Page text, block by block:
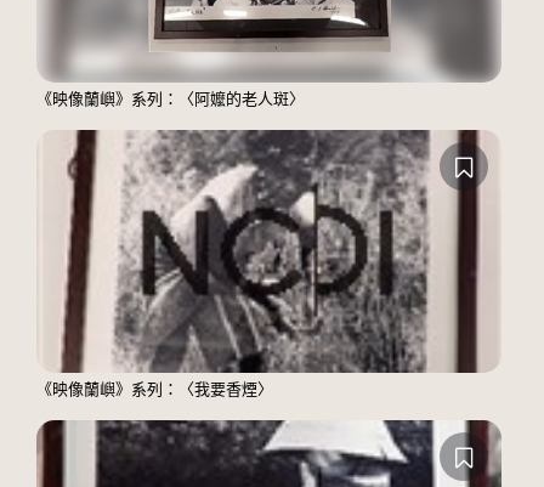
《映像蘭嶼》系列：〈阿嬤的老人斑〉
《映像蘭嶼》系列：〈我要香煙〉